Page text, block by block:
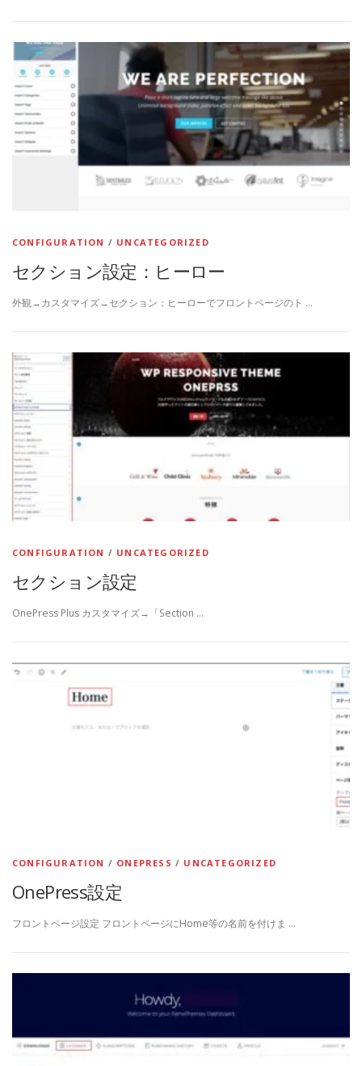
CONFIGURATION / UNCATEGORIZED
セクション設定：ヒーロー
外観→カスタマイズ→セクション：ヒーローでフロントページのト …
CONFIGURATION / UNCATEGORIZED
セクション設定
OnePress Plus カスタマイズ→「Section …
CONFIGURATION / ONEPRESS / UNCATEGORIZED
OnePress設定
フロントページ設定 フロントページにHome等の名前を付けま …